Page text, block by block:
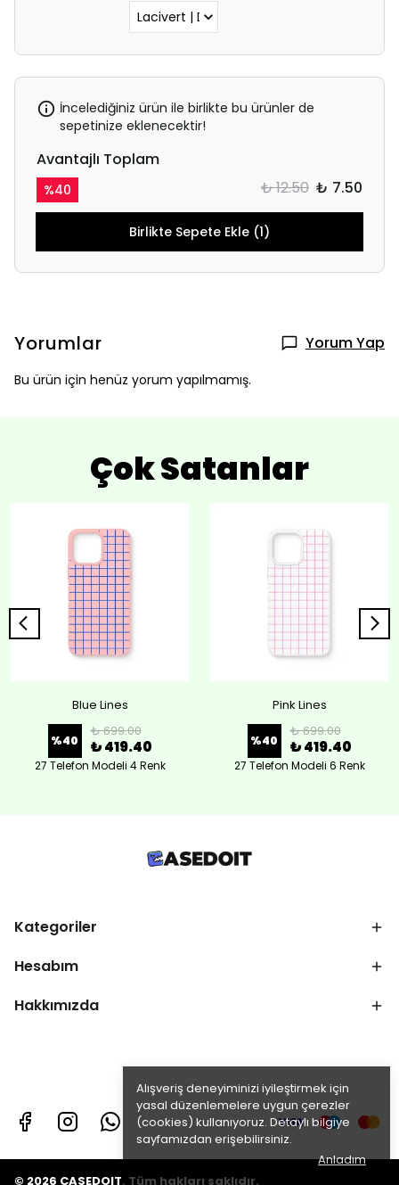
Alışveriş deneyiminizi iyileştirmek için
yasal düzenlemelere uygun çerezler
(cookies) kullanıyoruz. Detaylı bilgiye
sayfamızdan erişebilirsiniz.
Anladım
İncelediğiniz ürün ile birlikte bu ürünler de
sepetinize eklenecektir!
Avantajlı Toplam
%40 ₺ 12.50 ₺ 7.50
Birlikte Sepete Ekle (1)
Yorumlar Yorum Yap
Bu ürün için henüz yorum yapılmamış.
Çok Satanlar
Blue Lines
%40
₺ 699.00
₺ 419.40
27 Telefon Modeli 4 Renk
Pink Lines
%40
₺ 699.00
₺ 419.40
27 Telefon Modeli 6 Renk
Kategoriler
Hesabım
Hakkımızda
© 2026 CASEDOIT. Tüm hakları saklıdır.